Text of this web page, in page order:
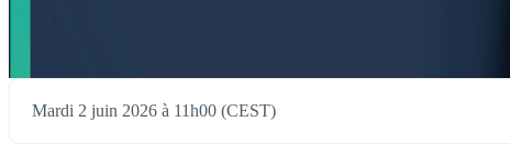
Mardi 2 juin 2026 à 11h00 (CEST)